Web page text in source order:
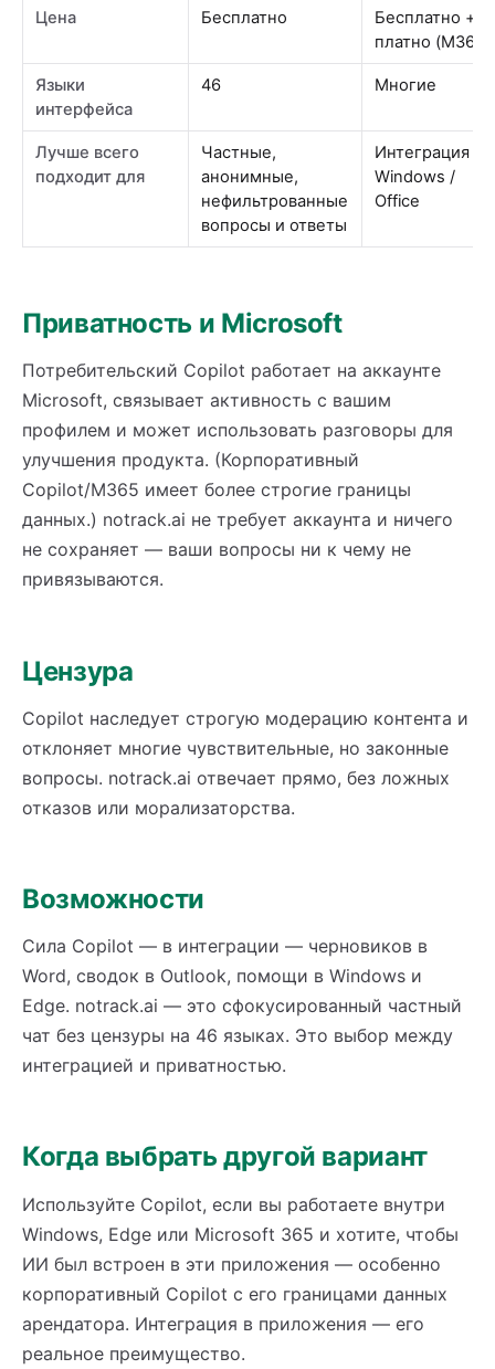
Цена Бесплатно
Бесплатно +
платно (M365)
Языки
интерфейса
46 Многие
Лучше всего
подходит для
Частные,
анонимные,
нефильтрованные
вопросы и ответы
Интеграция с
Windows /
Office
Приватность и Microsoft
Потребительский Copilot работает на аккаунте
Microsoft, связывает активность с вашим
профилем и может использовать разговоры для
улучшения продукта. (Корпоративный
Copilot/M365 имеет более строгие границы
данных.) notrack.ai не требует аккаунта и ничего
не сохраняет — ваши вопросы ни к чему не
привязываются.
Цензура
Copilot наследует строгую модерацию контента и
отклоняет многие чувствительные, но законные
вопросы. notrack.ai отвечает прямо, без ложных
отказов или морализаторства.
Возможности
Сила Copilot — в интеграции — черновиков в
Word, сводок в Outlook, помощи в Windows и
Edge. notrack.ai — это сфокусированный частный
чат без цензуры на 46 языках. Это выбор между
интеграцией и приватностью.
Когда выбрать другой вариант
Используйте Copilot, если вы работаете внутри
Windows, Edge или Microsoft 365 и хотите, чтобы
ИИ был встроен в эти приложения — особенно
корпоративный Copilot с его границами данных
арендатора. Интеграция в приложения — его
реальное преимущество.